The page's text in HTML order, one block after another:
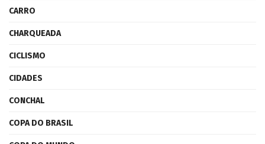
CARRO
CHARQUEADA
CICLISMO
CIDADES
CONCHAL
COPA DO BRASIL